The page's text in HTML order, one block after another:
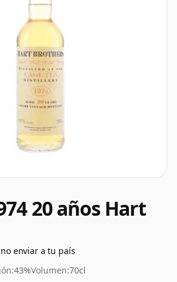
20 años Hart
enviar a tu país
43%Volumen:70cl